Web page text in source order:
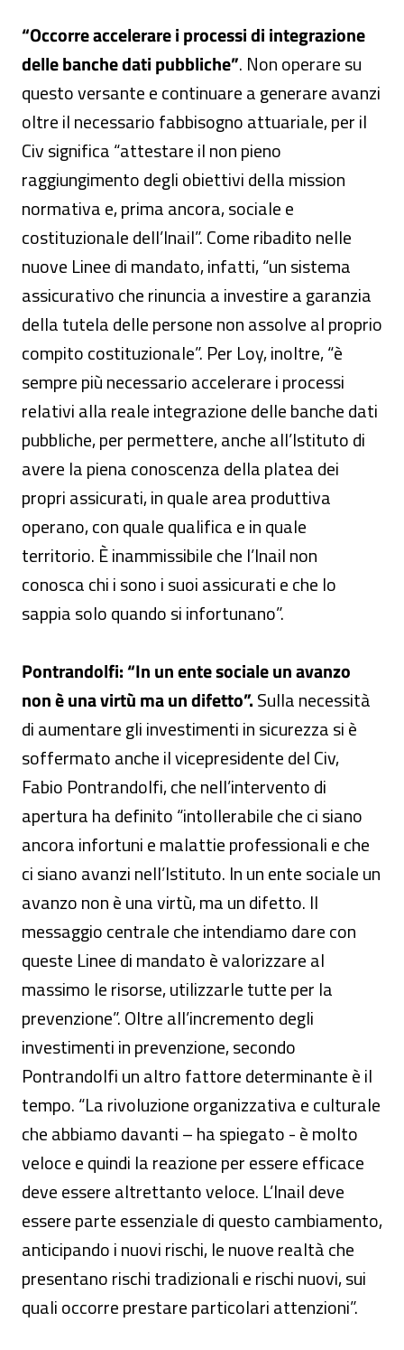
“Occorre accelerare i processi di integrazione
delle banche dati pubbliche”. Non operare su
questo versante e continuare a generare avanzi
oltre il necessario fabbisogno attuariale, per il
Civ significa “attestare il non pieno
raggiungimento degli obiettivi della mission
normativa e, prima ancora, sociale e
costituzionale dell’Inail”. Come ribadito nelle
nuove Linee di mandato, infatti, “un sistema
assicurativo che rinuncia a investire a garanzia
della tutela delle persone non assolve al proprio
compito costituzionale”. Per Loy, inoltre, “è
sempre più necessario accelerare i processi
relativi alla reale integrazione delle banche dati
pubbliche, per permettere, anche all’Istituto di
avere la piena conoscenza della platea dei
propri assicurati, in quale area produttiva
operano, con quale qualifica e in quale
territorio. È inammissibile che l’Inail non
conosca chi i sono i suoi assicurati e che lo
sappia solo quando si infortunano”.
Pontrandolfi: “In un ente sociale un avanzo
non è una virtù ma un difetto”.Sulla necessità
di aumentare gli investimenti in sicurezza si è
soffermato anche il vicepresidente del Civ,
Fabio Pontrandolfi, che nell’intervento di
apertura ha definito “intollerabile che ci siano
ancora infortuni e malattie professionali e che
ci siano avanzi nell’Istituto. In un ente sociale un
avanzo non è una virtù, ma un difetto. Il
messaggio centrale che intendiamo dare con
queste Linee di mandato è valorizzare al
massimo le risorse, utilizzarle tutte per la
prevenzione”. Oltre all’incremento degli
investimenti in prevenzione, secondo
Pontrandolfi un altro fattore determinante è il
tempo. “La rivoluzione organizzativa e culturale
che abbiamo davanti – ha spiegato - è molto
veloce e quindi la reazione per essere efficace
deve essere altrettanto veloce. L’Inail deve
essere parte essenziale di questo cambiamento,
anticipando i nuovi rischi, le nuove realtà che
presentano rischi tradizionali e rischi nuovi, sui
quali occorre prestare particolari attenzioni”.